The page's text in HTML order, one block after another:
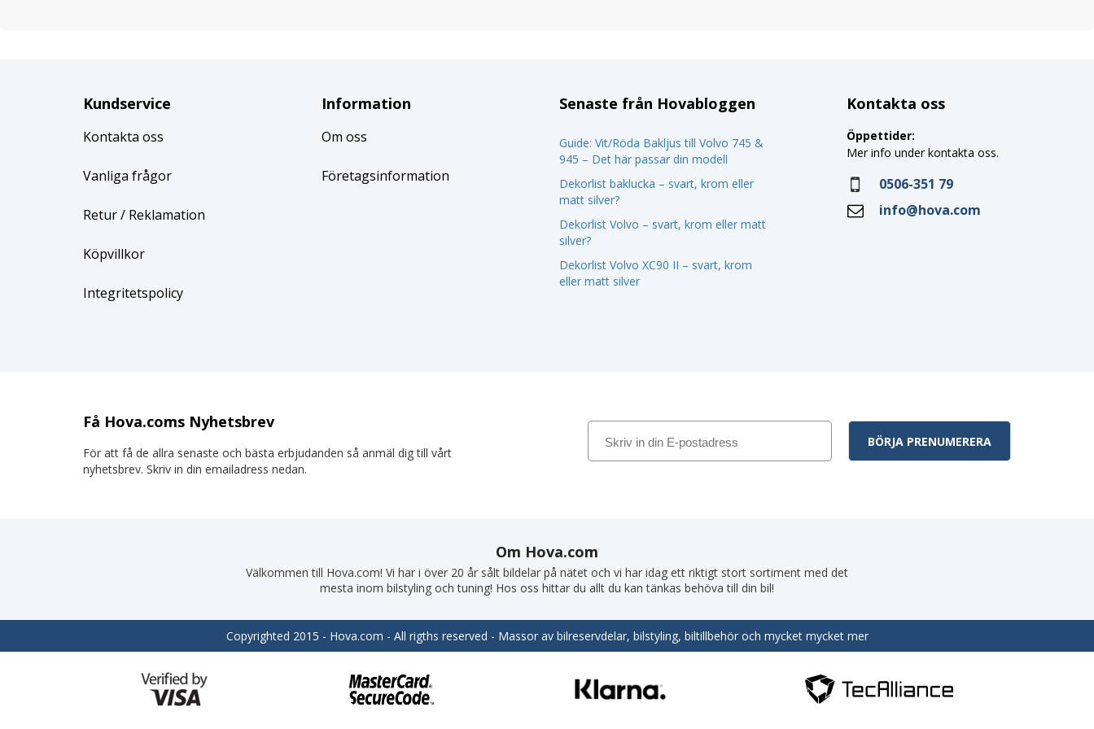
Kundservice
Kontakta oss
Vanliga frågor
Retur/ Reklamation
Köpvillkor
Integritetspolicy
Information
Om oss
Företagsinformation
Senaste från Hovabloggen
Guide: Vit/Röda Bakljus till Volvo 745 &
945 – Det här passar din modell
Dekorlist baklucka – svart, krom eller
matt silver?
Dekorlist Volvo – svart, krom eller matt
silver?
Dekorlist Volvo XC90 II – svart, krom
eller matt silver
Kontakta oss
Öppettider:
Mer info under kontakta oss.
0506-351 79
info@hova.com
Få Hova.coms Nyhetsbrev
För att få de allra senaste och bästa erbjudanden så anmäl dig till vårt
nyhetsbrev. Skriv in din emailadress nedan.
Om Hova.com
Välkommen till Hova.com! Vi har i över 20 år sålt bildelar på nätet och vi har idag ett riktigt stort sortiment med det
mesta inom bilstyling och tuning! Hos oss hittar du allt du kan tänkas behöva till din bil!
Copyrighted 2015 - Hova.com - All rigths reserved - Massor av bilreservdelar, bilstyling, biltillbehör och mycket mycket mer